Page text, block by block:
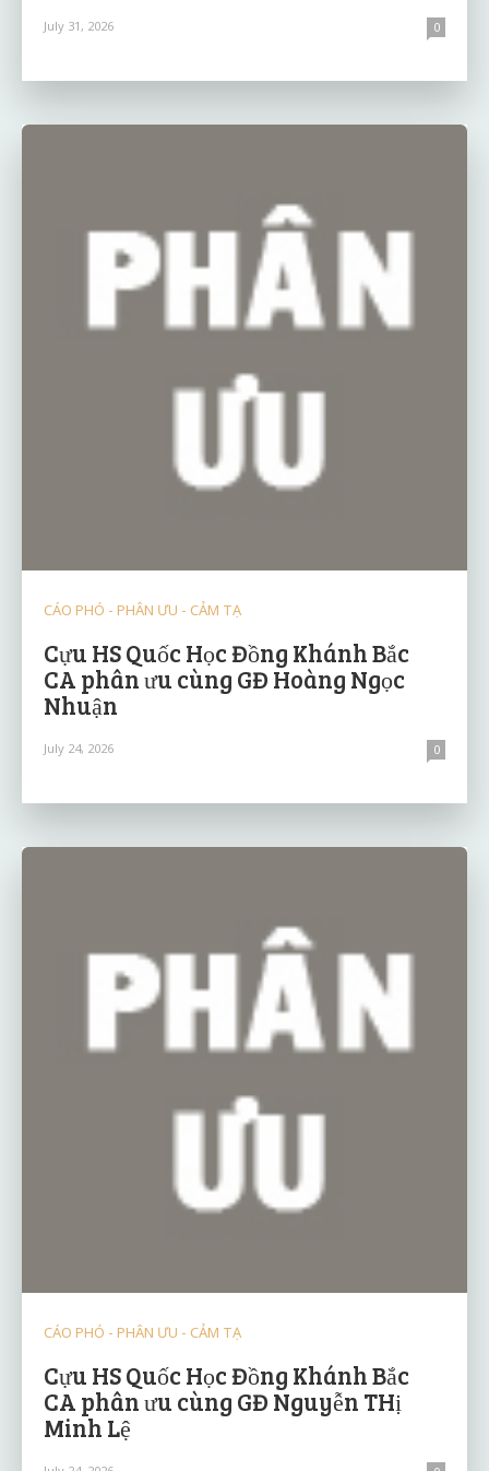
July 31, 2026 0
CÁO PHÓ - PHÂN ƯU - CẢM TẠ
Cựu HS Quốc Học Đồng Khánh Bắc
CA phân ưu cùng GĐ Hoàng Ngọc
Nhuận
July 24, 2026 0
CÁO PHÓ - PHÂN ƯU - CẢM TẠ
Cựu HS Quốc Học Đồng Khánh Bắc
CA phân ưu cùng GĐ Nguyễn THị
Minh Lệ